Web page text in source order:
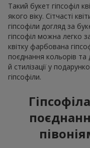
Такий букет гіпсофіл
якого віку. Сітчасті
гіпсофіли догляд за
гіпсофіл можна легко
квітку фарбована
поєднання кольорів
й стилізації у
гіпсофіли.